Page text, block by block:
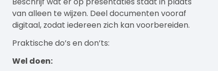
van alleen te wijzen. Deel documenten vooraf
digitaal, zodat iedereen zich kan voorbereiden.
Praktische do’s en don’ts:
Wel doen: